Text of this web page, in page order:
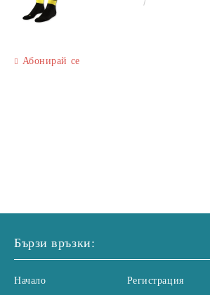
Абонирай се
Бързи връзки:
Начало Регистрация